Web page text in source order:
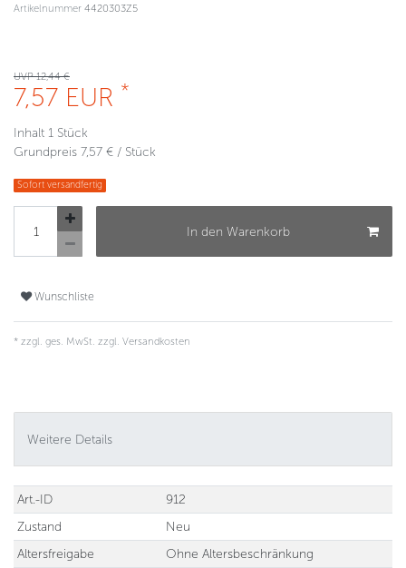
Artikelnummer 4420303Z5
UVP 12,44 €
7,57 EUR *
Inhalt 1 Stück
Grundpreis 7,57 € / Stück
Sofort versandfertig
In den Warenkorb
Wunschliste
* zzgl. ges. MwSt. zzgl. Versandkosten
Weitere Details
Technisches
Merkmal
Wert
Art.-ID
912
Zustand
Neu
Altersfreigabe
Ohne Altersbeschränkung